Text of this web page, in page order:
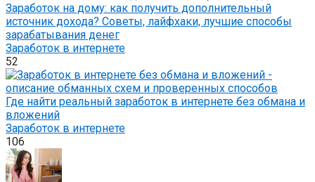
Заработок на дому: как получить дополнительный
источник дохода? Советы, лайфхаки, лучшие способы
зарабатывания денег
Заработок в интернете
52
Где найти реальный заработок в интернете без обмана и
вложений
Заработок в интернете
106